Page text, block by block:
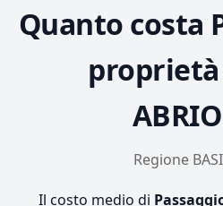
Quanto costa
Regione
Il costo medio di